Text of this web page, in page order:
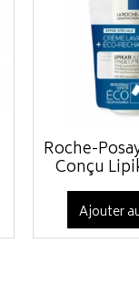
Roche-
Conçu
Ajouter